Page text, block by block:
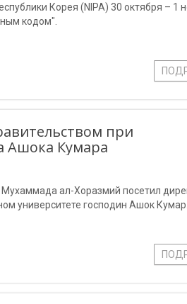
Корея (NIPA) 30 октября – 1
кодом".
при
Ашока Кумара
Мухаммада ал-Хоразмий посетил
университете господин Ашок Кумар.